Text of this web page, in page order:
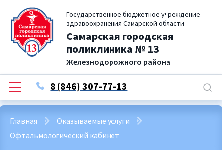
Государственное бюджетное учреждение
здравоохранения Самарской области
Самарская городская
поликлиника № 13
Железнодорожного района
8 (846) 307-77-13
Главная
Оказываемые услуги
Офтальмологический кабинет